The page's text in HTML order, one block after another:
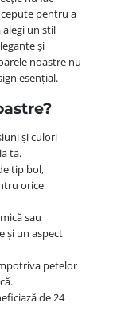
pentru a
alegi un stil
și
noastre nu
esențial.
și culori
ta.
tip bol,
orice
sau
și un aspect
petelor
de 24